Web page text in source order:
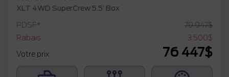
XLT 4WD SuperCrew 5.5′ Box
PDSF* 79 947$
Rabais
3 500$
Votre prix
76 447$